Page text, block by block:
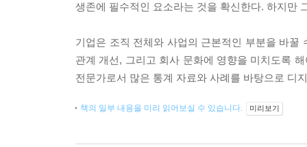
생존에 필수적인 요소라는 것을 확신한다. 하지만
기업은 조직 전체와 사업의 근본적인 부분을 바
관계 개선, 그리고 회사 문화에 영향을 미치도록
전문가로서 많은 통계 자료와 사례를 바탕으로 디
책의 일부 내용을 미리 읽어보실 수 있습니다. 미리보기